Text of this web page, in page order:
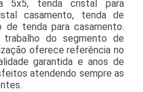
5x5, tenda cristal para
casamento, tenda de
de tenda para casamento.
trabalho do segmento de
oferece referência no
garantida e anos de
atendendo sempre as